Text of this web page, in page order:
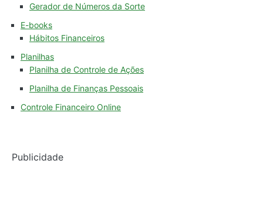
Gerador de Números da Sorte
E-books
Hábitos Financeiros
Planilhas
Planilha de Controle de Ações
Planilha de Finanças Pessoais
Controle Financeiro Online
Publicidade